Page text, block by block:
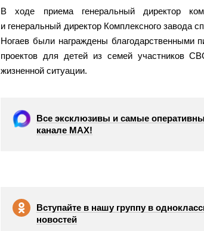
В ходе приема генеральный директор
и генеральный директор Комплексного завода
Ногаев были награждены благодарственными
проектов для детей из семей участников
жизненной ситуации.
Все эксклюзивы и самые
канале МАХ!
Вступайте в нашу группу в
новостей